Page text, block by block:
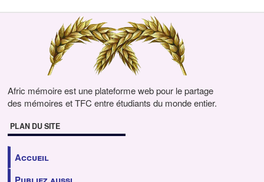
Afric mémoire est une plateforme web pour le partage
des mémoires et TFC entre étudiants du monde entier.
PLAN DU SITE
Accueil